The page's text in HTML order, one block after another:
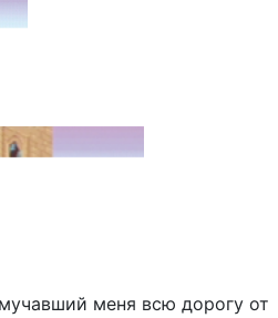
меня всю дорогу от